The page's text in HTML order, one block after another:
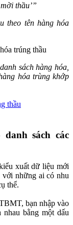
thầu’”
theo tên hàng hóa
sách hàng hóa,
hóa trùng khớp
thầu
sách các
xuất dữ liệu mới
với những ai có nhu
thể.
bạn nhập vào
bằng một dấu